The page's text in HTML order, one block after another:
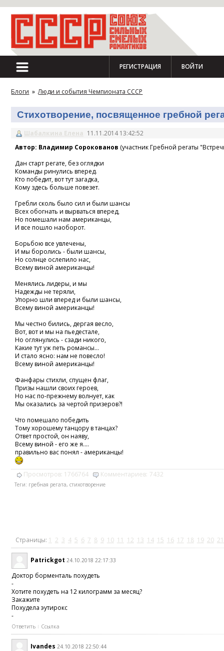
РЕГИСТРАЦИЯ ВОЙТИ
Блоги » Люди и события Чемпионата СССР
Стихотворение, посвященное гребной
Шабалкина Елена 11.11.2014 13:42:52
Автор: Владимир Сорокованов (участник Гребной регаты
Дан старт регате, без оглядки
Команды ринулись вперед.
Кто победит, вот тут загадка,
Кому здесь больше повезет.
Гребли сколь было сил и были шансы
Всех обогнать и вырваться вперед,
Но помешали нам американцы,
И все пошло наоборот.
Борьбою все увлечены,
И мы боролись - были шансы,
Но солнце ослепило нас,
Всему виной американцы!
Менялись лидеры, и мы
Надежды не теряли,
Упорно шли вперед и были шансы,
Всему виной американцы!
Мы честно бились, дергая весло,
Вот, вот и мы на пьедестале,
Но оглянулись - сзади никого,
Какие тут уж петь романсы...
И стало ясно: нам не повесло!
Всему виной американцы!
Фанфары стихли, спущен флаг,
Призы нашли своих героев,
Но нас по-прежнему волнует, как
Мы оказались за чертой призеров?!
Что помешало победить
Тому хорошему танцору в танцах?
Ответ простой, он наяву,
Всему виной - его же я....
правильно вас понял - американцы!
Просмотров: 1766764 Комментариев: 7432
Теги: гребная регата, стихотворение
Страницы: 1 2 3 4 5 6 7 8 9 10 11 12 13 14 15 16 17 18 19 20 21
Patrickgot 24.10.2018 22:17:33
Доктор борменталь похудеть
-
Хотите похудеть на 12 килограмм за месяц?
Закажите
Похудела эутирокс
-
Ответить Ссылка
Ivandes 24.10.2018 22:50:44